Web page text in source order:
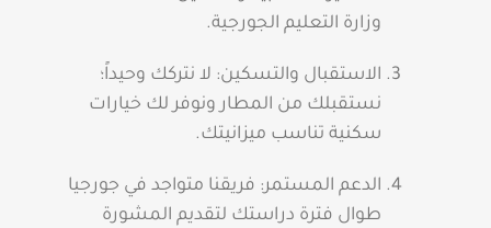
وزارة التعليم الجورجية.
الاستقبال والتسكين: لا نتركك وحيداً؛
نستقبلك من المطار ونوفر لك خيارات
سكنية تناسب ميزانيتك.
الدعم المستمر: فريقنا متواجد في جورجيا
طوال فترة دراستك لتقديم المشورة